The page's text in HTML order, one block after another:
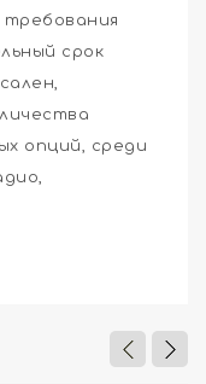
требования
срок
опций, среди